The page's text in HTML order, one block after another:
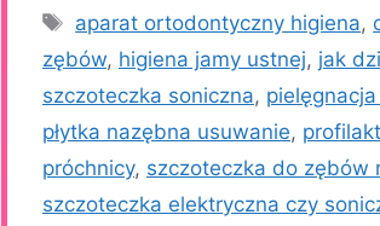
Tagi
aparat ortodontyczny higiena,
zębów, higiena jamy ustnej, jak
szczoteczka soniczna,
płytka nazębna usuwanie,
próchnicy, szczoteczka do zębów
szczoteczka elektryczna czy